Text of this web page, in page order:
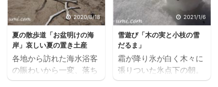
だった。 北京五輪で歩夢
君が決めた、あの「トリ
プルコーク1440」。 夫
のトリプルコ ...
のスノードロップに癒さ
れながら、少しだけ春の
足音を感じていたら、週
の真ん中でふたたび雪。
あっという間に銀世界に
逆戻り。 すっかり姿を隠
してしまったスノードロ
っても貴重なほんのひと
粒。 朝摘み苺よつぼし
2021.5.27 それにして
も、ここまで長かったこ
と。 まぁすべては鳥ちゃ
んの悪戯‥‥ね。 よつぼ
しの果実は、越後姫と比
2020/8/18
夏の散歩道「お盆明けの海
岸」哀しい夏の置き土産
各地から訪れた海水浴客
の賑わいから一変、落ち
着きを取り戻したお盆明
2021/1/6
雪遊び「木の実と小枝の雪
だるま」
霜が降り氷が白く木々に
張りついた氷点下の朝。
冬のリンクテラス